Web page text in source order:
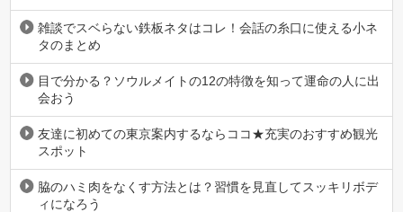
雑談でスベらない鉄板ネタはコレ！会話の糸口に使える小ネ
タのまとめ
目で分かる？ソウルメイトの12の特徴を知って運命の人に出
会おう
友達に初めての東京案内するならココ★充実のおすすめ観光
スポット
脇のハミ肉をなくす方法とは？習慣を見直してスッキリボデ
ィになろう